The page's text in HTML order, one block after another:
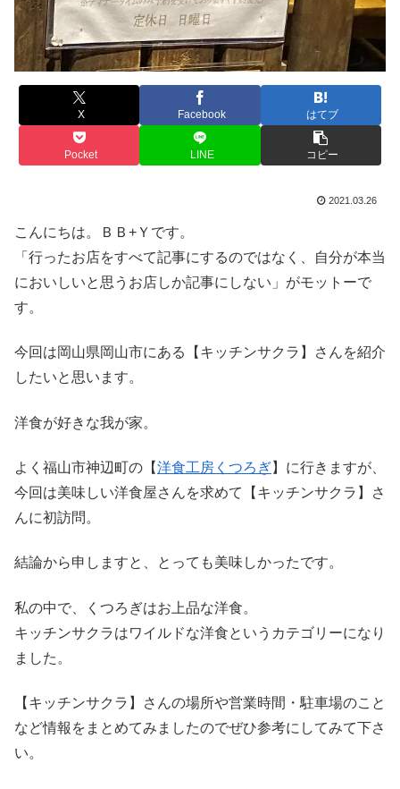
X Facebook はてブ
Pocket LINE コピー
2021.03.26
こんにちは。ＢＢ+Ｙです。
「行ったお店をすべて記事にするのではなく、自分が本当
においしいと思うお店しか記事にしない」がモットーで
す。
今回は岡山県岡山市にある【キッチンサクラ】さんを紹介
したいと思います。
洋食が好きな我が家。
よく福山市神辺町の【洋食工房くつろぎ】に行きますが、
今回は美味しい洋食屋さんを求めて【キッチンサクラ】さ
んに初訪問。
結論から申しますと、とっても美味しかったです。
私の中で、くつろぎはお上品な洋食。
キッチンサクラはワイルドな洋食というカテゴリーになり
ました。
【キッチンサクラ】さんの場所や営業時間・駐車場のこと
など情報をまとめてみましたのでぜひ参考にしてみて下さ
い。